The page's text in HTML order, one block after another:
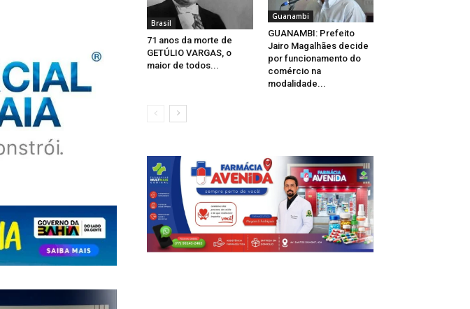
Brasil
71 anos da morte de
GETÚLIO VARGAS, o
maior de todos...
Guanambi
GUANAMBI: Prefeito
Jairo Magalhães decide
por funcionamento do
comércio na
modalidade...